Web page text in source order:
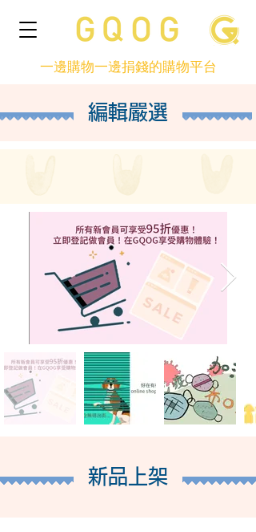
一邊購物一邊捐錢的購物平台
編輯嚴選
新品上架